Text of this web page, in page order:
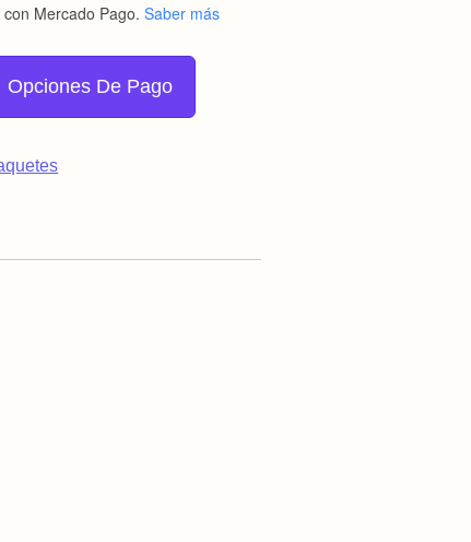
con Mercado Pago. Saber más
Insertos Pack 14 cantidad
Opciones De Pago